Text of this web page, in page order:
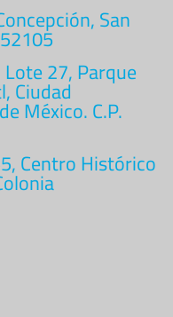
San
27, Parque
Ciudad
México. C.P.
Centro Histórico